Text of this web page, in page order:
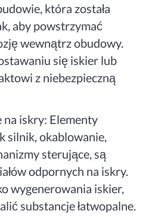
która została
aby powstrzymać
wewnątrz obudowy.
się iskier lub
z niebezpieczną
na iskry: Elementy
silnik, okablowanie,
sterujące, są
odpornych na iskry.
wygenerowania iskier,
substancje łatwopalne.